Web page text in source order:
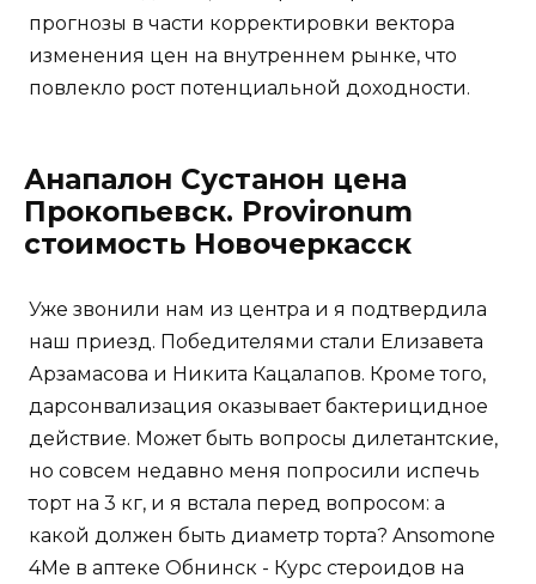
прогнозы в части корректировки вектора
изменения цен на внутреннем рынке, что
повлекло рост потенциальной доходности.
Анапалон Сустанон цена
Прокопьевск. Provironum
стоимость Новочеркасск
Уже звонили нам из центра и я подтвердила
наш приезд. Победителями стали Елизавета
Арзамасова и Никита Кацалапов. Кроме того,
дарсонвализация оказывает бактерицидное
действие. Может быть вопросы дилетантские,
но совсем недавно меня попросили испечь
торт на 3 кг, и я встала перед вопросом: а
какой должен быть диаметр торта? Ansomone
4Me в аптеке Обнинск - Курс стероидов на